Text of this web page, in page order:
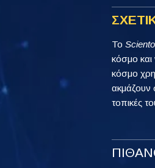
Το
κόσμο
κόσμο
ακμάζουν
τοπικές